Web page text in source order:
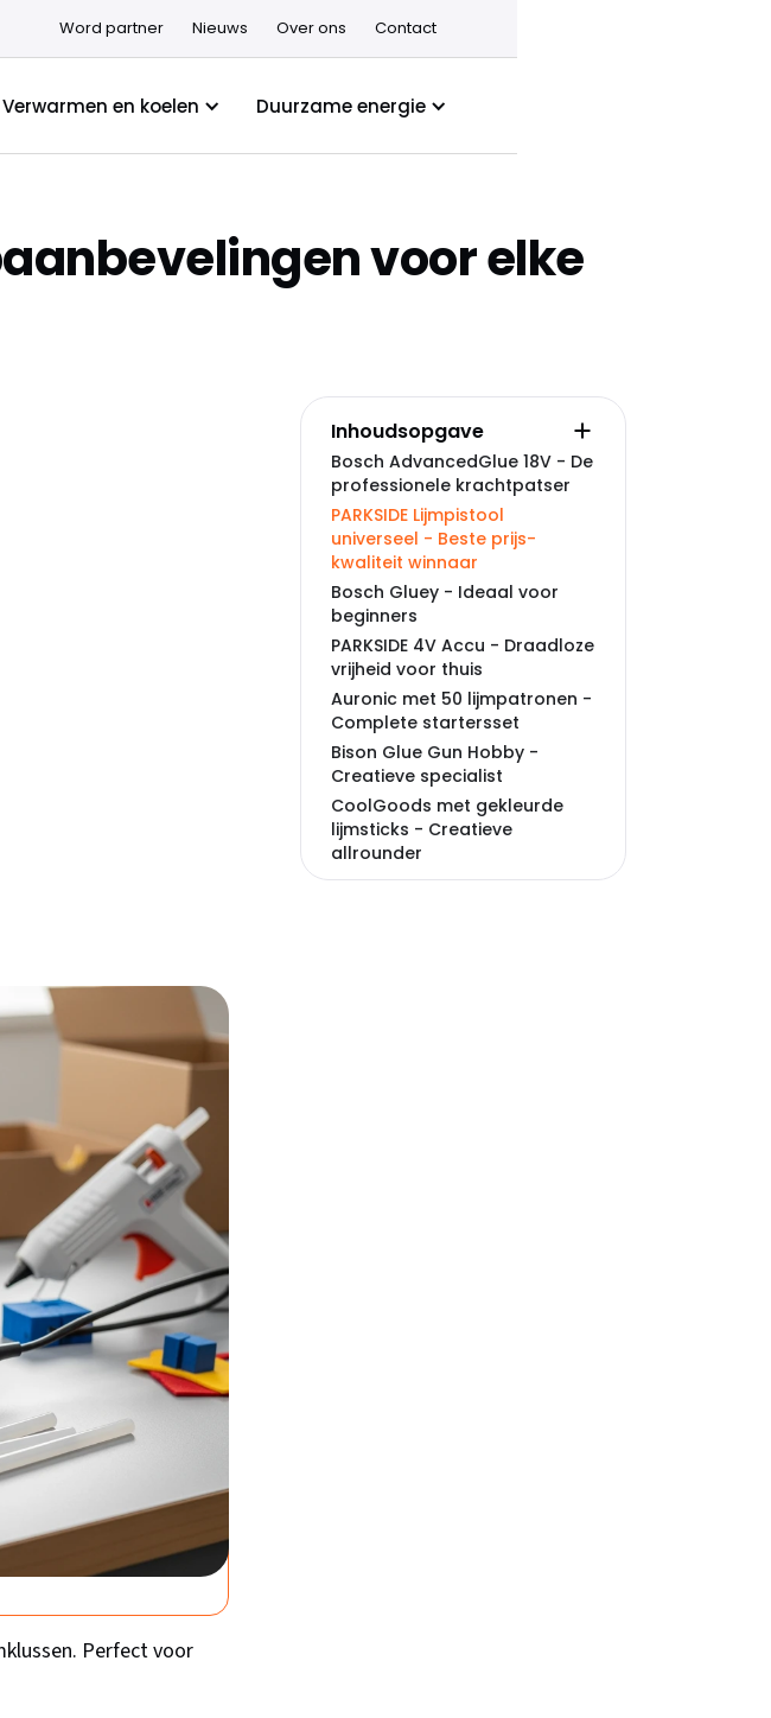
Word partner Nieuws Over ons Contact
Verwarmen en koelen Duurzame energie
voor elke
van 2026
draadloze
bij jouw klussen past!
lijmpistool -
en lader
Perfect voor
Inhoudsopgave
Bosch AdvancedGlue 18V - De
professionele krachtpatser
PARKSIDE Lijmpistool
universeel - Beste prijs-
kwaliteit winnaar
Bosch Gluey - Ideaal voor
beginners
PARKSIDE 4V Accu - Draadloze
vrijheid voor thuis
Auronic met 50 lijmpatronen -
Complete startersset
Bison Glue Gun Hobby -
Creatieve specialist
CoolGoods met gekleurde
lijmsticks - Creatieve
allrounder
Veelgestelde vragen over